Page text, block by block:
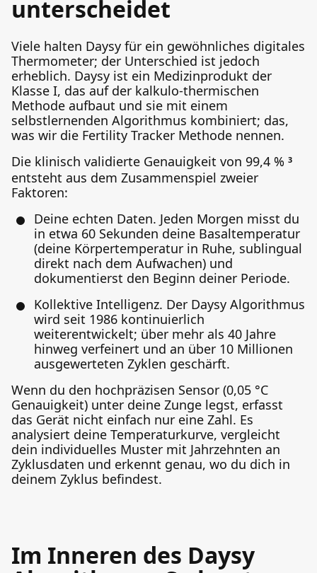
unterscheidet
Viele halten Daysy für ein gewöhnliches digitales
Thermometer; der Unterschied ist jedoch
erheblich. Daysy ist ein Medizinprodukt der
Klasse I, das auf der kalkulo-thermischen
Methode aufbaut und sie mit einem
selbstlernenden Algorithmus kombiniert; das,
was wir die Fertility Tracker Methode nennen.
Die klinisch validierte Genauigkeit von 99,4 % 3
entsteht aus dem Zusammenspiel zweier
Faktoren:
Deine echten Daten. Jeden Morgen misst du
in etwa 60 Sekunden deine Basaltemperatur
(deine Körpertemperatur in Ruhe, sublingual
direkt nach dem Aufwachen) und
dokumentierst den Beginn deiner Periode.
Kollektive Intelligenz. Der Daysy Algorithmus
wird seit 1986 kontinuierlich
weiterentwickelt; über mehr als 40 Jahre
hinweg verfeinert und an über 10 Millionen
ausgewerteten Zyklen geschärft.
Wenn du den hochpräzisen Sensor (0,05 °C
Genauigkeit) unter deine Zunge legst, erfasst
das Gerät nicht einfach nur eine Zahl. Es
analysiert deine Temperaturkurve, vergleicht
dein individuelles Muster mit Jahrzehnten an
Zyklusdaten und erkennt genau, wo du dich in
deinem Zyklus befindest.
Im Inneren des Daysy